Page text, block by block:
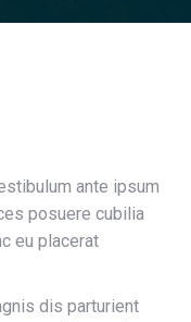
ante ipsum
posuere cubilia
eu placerat
dis parturient